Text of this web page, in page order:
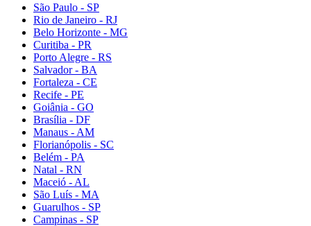
São Paulo - SP
Rio de Janeiro - RJ
Belo Horizonte - MG
Curitiba - PR
Porto Alegre - RS
Salvador - BA
Fortaleza - CE
Recife - PE
Goiânia - GO
Brasília - DF
Manaus - AM
Florianópolis - SC
Belém - PA
Natal - RN
Maceió - AL
São Luís - MA
Guarulhos - SP
Campinas - SP